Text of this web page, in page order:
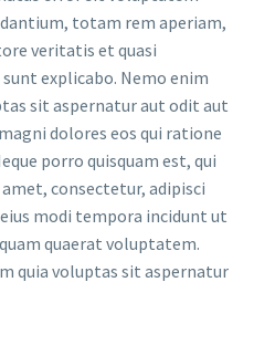
totam rem aperiam,
veritatis et quasi
explicabo. Nemo enim
sit aspernatur aut odit aut
dolores eos qui ratione
porro quisquam est, qui
consectetur, adipisci
modi tempora incidunt ut
quaerat voluptatem.
quia voluptas sit aspernatur